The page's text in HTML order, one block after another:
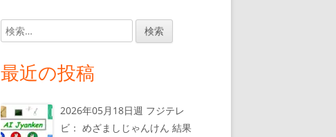
検
索:
最近の投稿
2026年05月18日週 フジテレ
ビ： めざましじゃんけん 結果